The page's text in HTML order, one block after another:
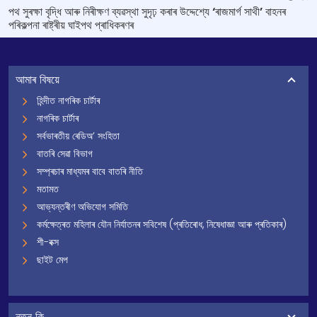
পথ সুৰক্ষা বৃদ্ধি আৰু নিৰীক্ষণ ব্যৱস্থা সুদৃঢ় কৰাৰ উদ্দেশ্যে ‘ৰাজমাৰ্গ সাথী’ বাহনৰ
পৰিকল্পনা ৰাষ্ট্ৰীয় ঘাইপথ প্ৰাধিকৰণৰ
আমাৰ বিষয়ে
হিন্দীত নাগৰিক চাৰ্টাৰ
নাগৰিক চাৰ্টাৰ
সৰ্বভাৰতীয় ৰেডিঅ’ সংহিতা
বাতৰি সেৱা বিভাগ
সম্প্ৰচাৰ মাধ্যমৰ বাবে বাতৰি নীতি
মতামত
আভ্যন্তৰীণ অভিযোগ সমিতি
কৰ্মক্ষেত্ৰত মহিলাৰ যৌন নিৰ্যাতনৰ সবিশেষ (প্ৰতিৰোধ, নিষেধাজ্ঞা আৰু প্ৰতিকাৰ)
শী-বক্স
ছাইট মেপ